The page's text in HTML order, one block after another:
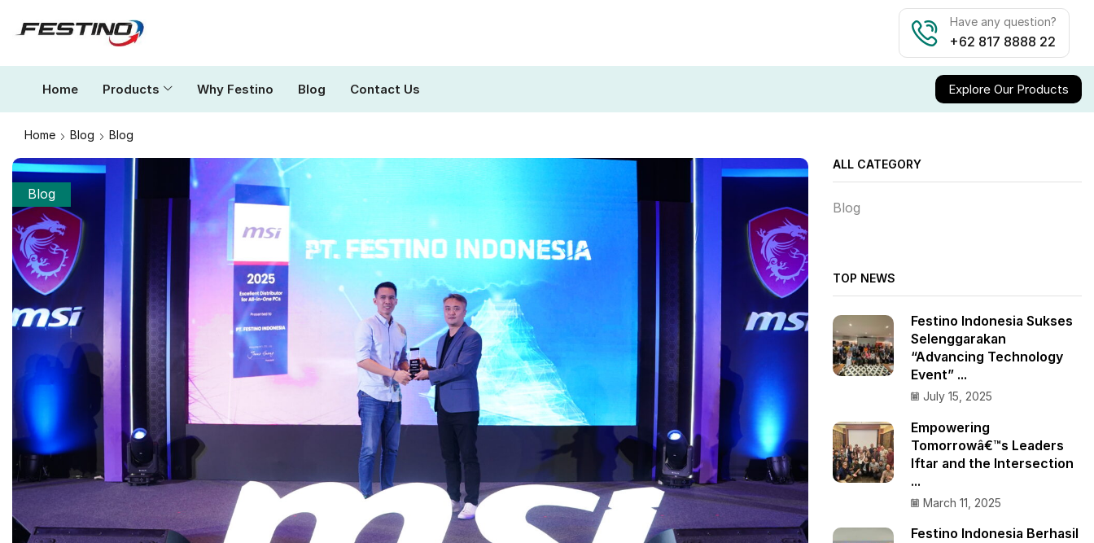
Have any question?
+62 817 8888 22
Home Products Why Festino Blog Contact Us Explore Our Products
Home Blog Blog
Blog
ALL CATEGORY
Blog
TOP NEWS
Festino Indonesia Sukses
Selenggarakan
“Advancing Technology
Event” ...
July 15, 2025
Empowering
Tomorrowâ€™s Leaders
Iftar and the Intersection
...
March 11, 2025
Festino Indonesia Berhasil